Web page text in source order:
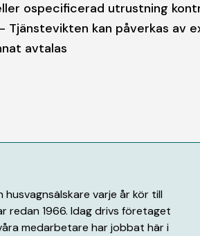
ospecificerad utrustning
Tjänstevikten kan påverkas av
avtalas
varje år kör till
redan 1966. Idag drivs företaget
medarbetare har jobbat här i